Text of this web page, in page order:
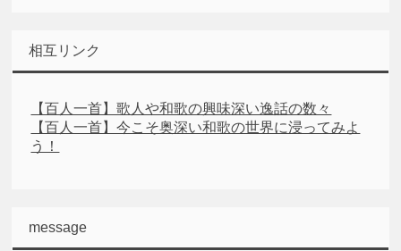
相互リンク
【百人一首】歌人や和歌の興味深い逸話の数々
【百人一首】今こそ奥深い和歌の世界に浸ってみよ
う！
message